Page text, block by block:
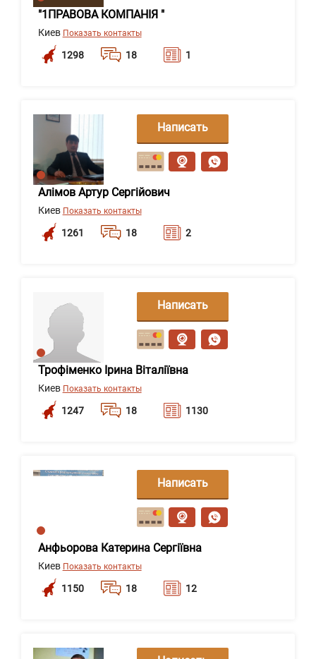
"1ПРАВОВА КОМПАНІЯ "
Киев Показать контакты
1298 18 1
Алімов Артур Сергійович
Киев Показать контакты
1261 18 2
Написать
сообщение
Трофіменко Ірина Віталіївна
Киев Показать контакты
1247 18 1130
Написать
сообщение
Анфьорова Катерина Сергіївна
Киев Показать контакты
1150 18 12
Написать
сообщение